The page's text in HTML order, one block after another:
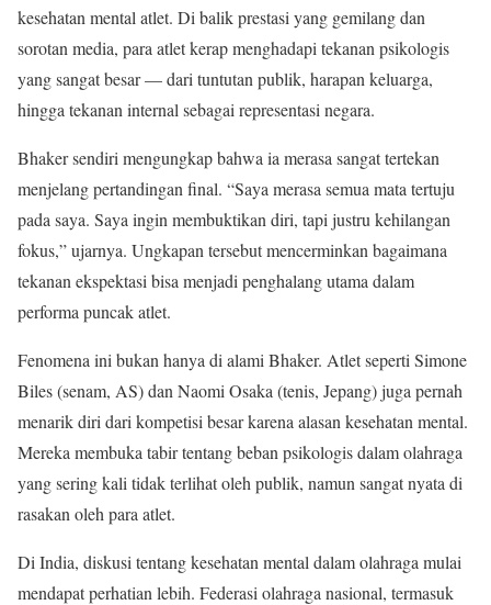
kesehatan mental atlet. Di balik prestasi yang gemilang dan
sorotan media, para atlet kerap menghadapi tekanan psikologis
yang sangat besar — dari tuntutan publik, harapan keluarga,
hingga tekanan internal sebagai representasi negara.
Bhaker sendiri mengungkap bahwa ia merasa sangat tertekan
menjelang pertandingan final. “Saya merasa semua mata tertuju
pada saya. Saya ingin membuktikan diri, tapi justru kehilangan
fokus,” ujarnya. Ungkapan tersebut mencerminkan bagaimana
tekanan ekspektasi bisa menjadi penghalang utama dalam
performa puncak atlet.
Fenomena ini bukan hanya di alami Bhaker. Atlet seperti Simone
Biles (senam, AS) dan Naomi Osaka (tenis, Jepang) juga pernah
menarik diri dari kompetisi besar karena alasan kesehatan mental.
Mereka membuka tabir tentang beban psikologis dalam olahraga
yang sering kali tidak terlihat oleh publik, namun sangat nyata di
rasakan oleh para atlet.
Di India, diskusi tentang kesehatan mental dalam olahraga mulai
mendapat perhatian lebih. Federasi olahraga nasional, termasuk